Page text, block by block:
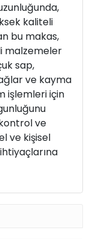
kaliteli
bu makas,
malzemeler
sap,
ve kayma
işlemleri için
ve
ve kişisel